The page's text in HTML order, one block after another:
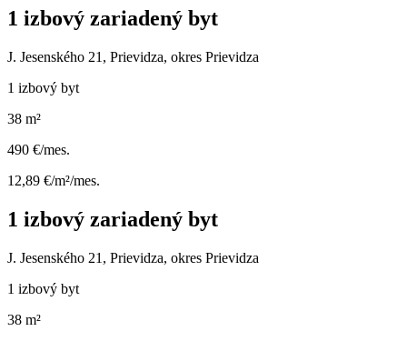
1 izbový zariadený byt
J. Jesenského 21, Prievidza, okres Prievidza
1 izbový byt
38 m²
490 €/mes.
12,89 €/m²/mes.
1 izbový zariadený byt
J. Jesenského 21, Prievidza, okres Prievidza
1 izbový byt
38 m²